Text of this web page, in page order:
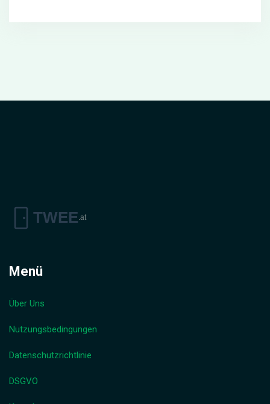
Menü
Über Uns
Nutzungsbedingungen
Datenschutzrichtlinie
DSGVO